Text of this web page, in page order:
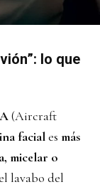
lo que
(Aircraft
faciales más
micelar o
lavabo del